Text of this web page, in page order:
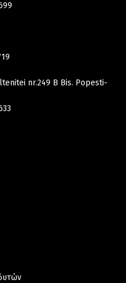
nr.249 B Bis. Popesti-